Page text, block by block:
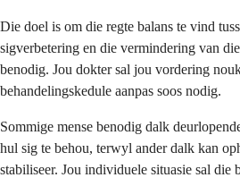
Die doel is om die regte balans te vind
sigverbetering en die vermindering van
benodig. Jou dokter sal jou vordering
behandelingskedule aanpas soos nodig.
Sommige mense benodig dalk
hul sig te behou, terwyl ander dalk kan
stabiliseer. Jou individuele situasie sal die